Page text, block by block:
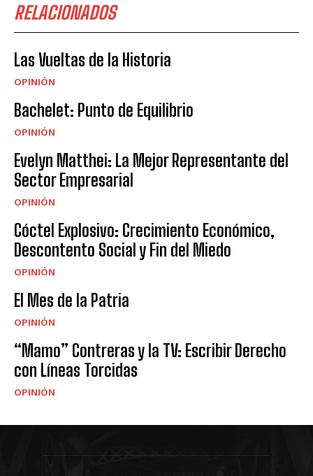
RELACIONADOS
Las Vueltas de la Historia
OPINIÓN
Bachelet: Punto de Equilibrio
OPINIÓN
Evelyn Matthei: La Mejor Representante del
Sector Empresarial
OPINIÓN
Cóctel Explosivo: Crecimiento Económico,
Descontento Social y Fin del Miedo
OPINIÓN
El Mes de la Patria
OPINIÓN
“Mamo” Contreras y la TV: Escribir Derecho
con Líneas Torcidas
OPINIÓN